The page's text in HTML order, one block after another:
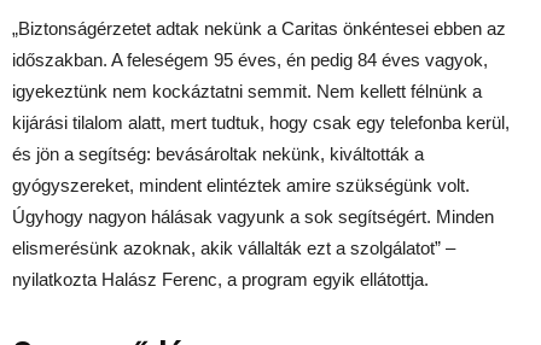
„Biztonságérzetet adtak nekünk a Caritas önkéntesei ebben az
időszakban. A feleségem 95 éves, én pedig 84 éves vagyok,
igyekeztünk nem kockáztatni semmit. Nem kellett félnünk a
kijárási tilalom alatt, mert tudtuk, hogy csak egy telefonba kerül,
és jön a segítség: bevásároltak nekünk, kiváltották a
gyógyszereket, mindent elintéztek amire szükségünk volt.
Úgyhogy nagyon hálásak vagyunk a sok segítségért. Minden
elismerésünk azoknak, akik vállalták ezt a szolgálatot” –
nyilatkozta Halász Ferenc, a program egyik ellátottja.